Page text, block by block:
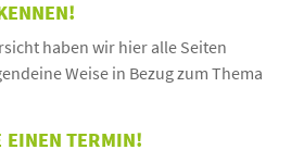
haben wir hier alle Seiten
Weise in Bezug zum Thema
EINEN TERMIN!